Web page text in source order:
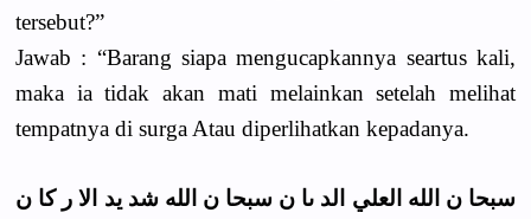
tersebut?”
Jawab : “Barang siapa mengucapkannya seartus kali,
maka ia tidak akan mati melainkan setelah melihat
tempatnya di surga Atau diperlihatkan kepadanya.
سبحا ن الله العلي الد ىا ن سبحا ن الله شد يد الا ر كا ن